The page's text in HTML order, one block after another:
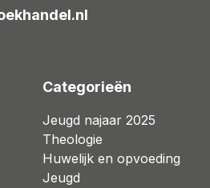
Categorieën
Jeugd najaar 2025
Theologie
Huwelijk en opvoeding
Jeugd